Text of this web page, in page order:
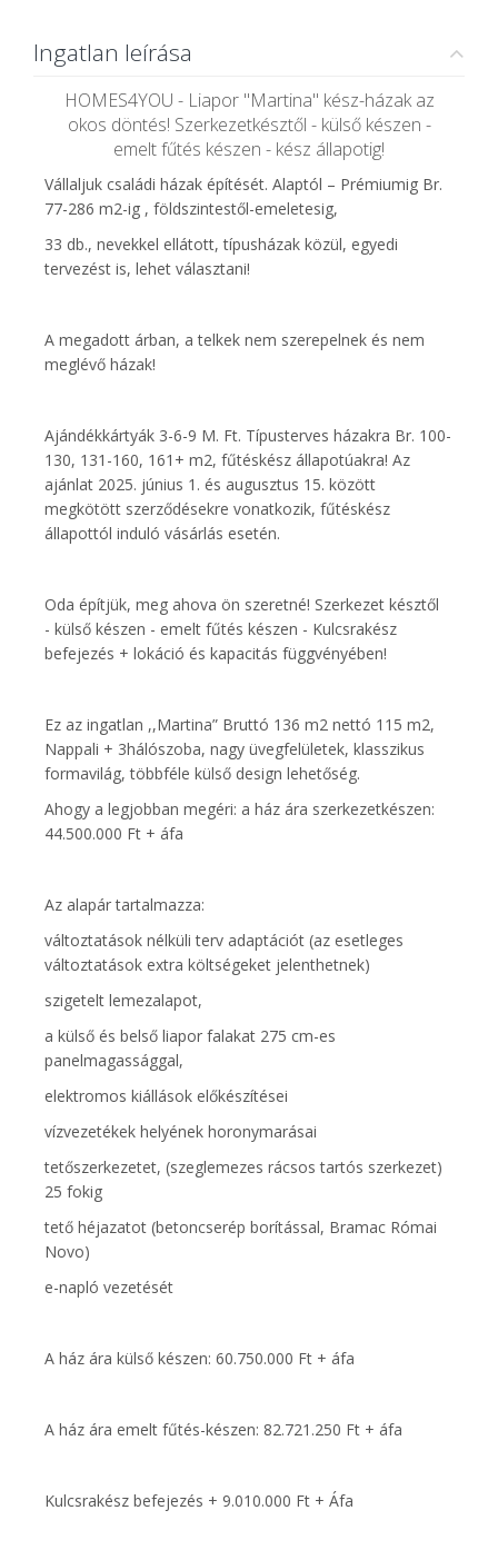
Ingatlan leírása
HOMES4YOU - Liapor "Martina" kész-házak az
okos döntés! Szerkezetkésztől - külső készen -
emelt fűtés készen - kész állapotig!
Vállaljuk családi házak építését. Alaptól – Prémiumig Br.
77-286 m2-ig , földszintestől-emeletesig,
33 db., nevekkel ellátott, típusházak közül, egyedi
tervezést is, lehet választani!
A megadott árban, a telkek nem szerepelnek és nem
meglévő házak!
Ajándékkártyák 3-6-9 M. Ft. Típusterves házakra Br. 100-
130, 131-160, 161+ m2, fűtéskész állapotúakra! Az
ajánlat 2025. június 1. és augusztus 15. között
megkötött szerződésekre vonatkozik, fűtéskész
állapottól induló vásárlás esetén.
Oda építjük, meg ahova ön szeretné! Szerkezet késztől
- külső készen - emelt fűtés készen - Kulcsrakész
befejezés + lokáció és kapacitás függvényében!
Ez az ingatlan ,,Martina” Bruttó 136 m2 nettó 115 m2,
Nappali + 3hálószoba, nagy üvegfelületek, klasszikus
formavilág, többféle külső design lehetőség.
Ahogy a legjobban megéri: a ház ára szerkezetkészen:
44.500.000 Ft + áfa
Az alapár tartalmazza:
változtatások nélküli terv adaptációt (az esetleges
változtatások extra költségeket jelenthetnek)
szigetelt lemezalapot,
a külső és belső liapor falakat 275 cm-es
panelmagassággal,
elektromos kiállások előkészítései
vízvezetékek helyének horonymarásai
tetőszerkezetet, (szeglemezes rácsos tartós szerkezet)
25 fokig
tető héjazatot (betoncserép borítással, Bramac Római
Novo)
e-napló vezetését
A ház ára külső készen: 60.750.000 Ft + áfa
A ház ára emelt fűtés-készen: 82.721.250 Ft + áfa
Kulcsrakész befejezés + 9.010.000 Ft + Áfa